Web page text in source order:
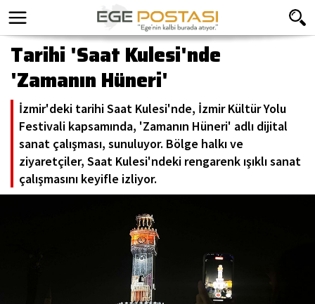
Tarihi 'Saat Kulesi'nde
'Zamanın Hüneri'
İzmir'deki tarihi Saat Kulesi'nde, İzmir Kültür Yolu
Festivali kapsamında, 'Zamanın Hüneri' adlı dijital
sanat çalışması, sunuluyor. Bölge halkı ve
ziyaretçiler, Saat Kulesi'ndeki rengarenk ışıklı sanat
çalışmasını keyifle izliyor.